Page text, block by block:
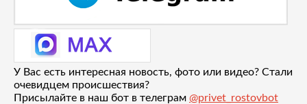
У Вас есть интересная новость, фото или видео? Стали
очевидцем происшествия?
Присылайте в наш бот в телеграм @privet_rostovbot